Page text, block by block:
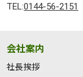
TEL:0144-56-2151
会社案内
社長挨拶